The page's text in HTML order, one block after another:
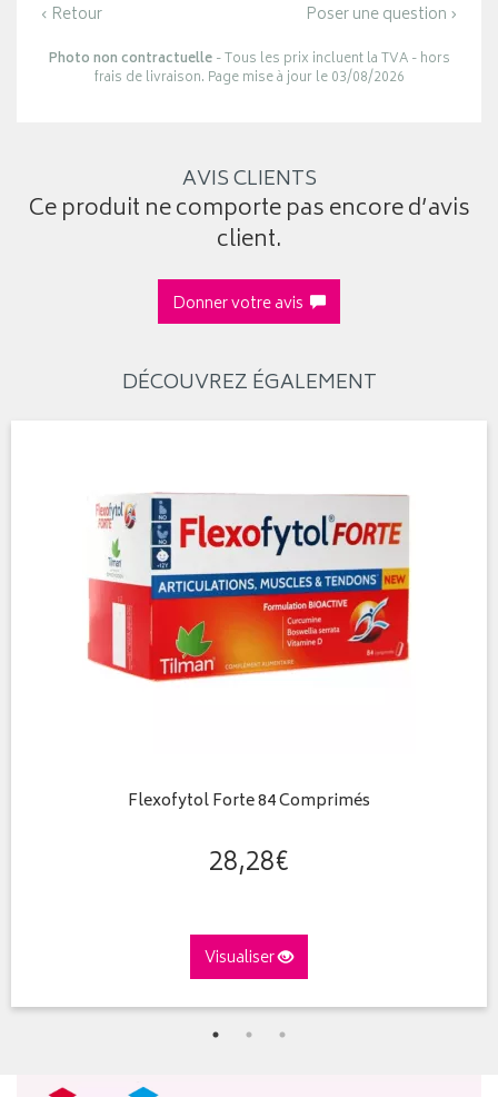
‹ Retour Poser une question ›
Photo non contractuelle- Tous les prix incluent la TVA - hors
frais de livraison. Page mise à jour le 03/08/2026
AVIS CLIENTS
Ce produit ne comporte pas encore d’avis
client.
Donner votre avis
DÉCOUVREZ ÉGALEMENT
Flexofytol Forte 84 Comprimés
28,28€
Visualiser